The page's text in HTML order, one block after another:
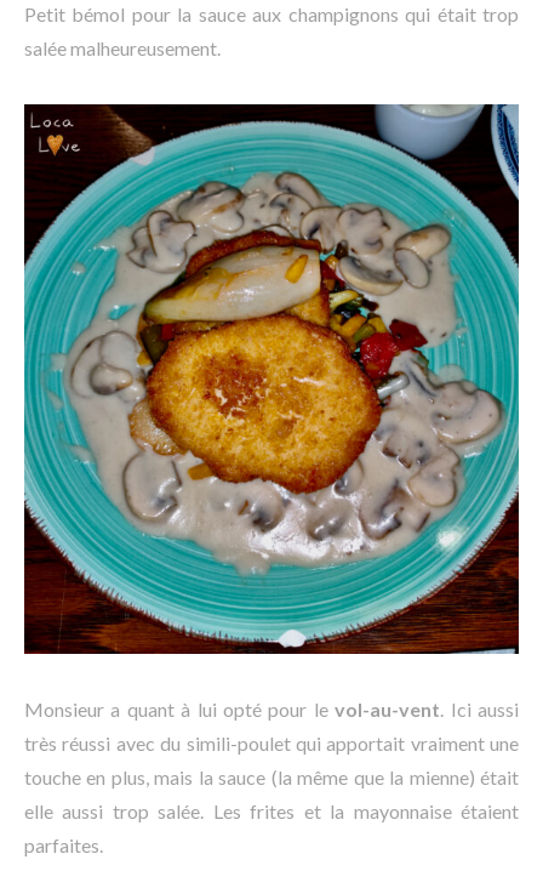
Petit bémol pour la sauce aux champignons qui était trop
salée malheureusement.
Monsieur a quant à lui opté pour levol-au-vent. Ici aussi
très réussi avec du simili-poulet qui apportait vraiment une
touche en plus, mais la sauce (la même que la mienne) était
elle aussi trop salée. Les frites et la mayonnaise étaient
parfaites.